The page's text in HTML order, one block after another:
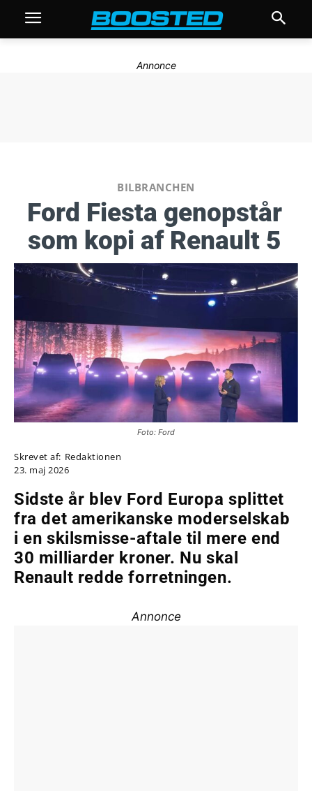
Annonce
BILBRANCHEN
Ford Fiesta genopstår
som kopi af Renault 5
Foto: Ford
Skrevet af: Redaktionen
23. maj 2026
Sidste år blev Ford Europa splittet
fra det amerikanske moderselskab
i en skilsmisse-aftale til mere end
30 milliarder kroner. Nu skal
Renault redde forretningen.
Annonce